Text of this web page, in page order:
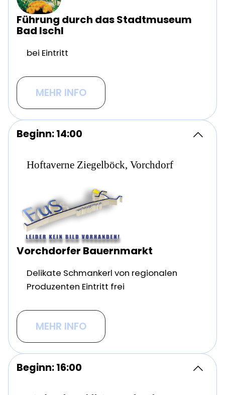
Führung durch das Stadtmuseum
Bad Ischl
bei Eintritt
MEHR INFO
Beginn: 14:00
Hoftaverne Ziegelböck, Vorchdorf
Vorchdorfer Bauernmarkt
Delikate Schmankerl von regionalen
Produzenten Eintritt frei
MEHR INFO
Beginn: 16:00